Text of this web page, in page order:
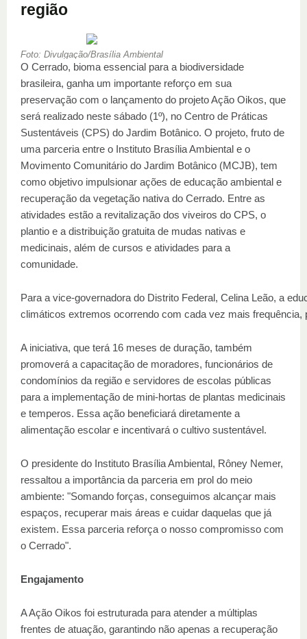
região
Foto: Divulgação/Brasília Ambiental
O Cerrado, bioma essencial para a biodiversidade
brasileira, ganha um importante reforço em sua
preservação com o lançamento do projeto Ação Oikos, que
será realizado neste sábado (1º), no Centro de Práticas
Sustentáveis (CPS) do Jardim Botânico. O projeto, fruto de
uma parceria entre o Instituto Brasília Ambiental e o
Movimento Comunitário do Jardim Botânico (MCJB), tem
como objetivo impulsionar ações de educação ambiental e
recuperação da vegetação nativa do Cerrado. Entre as
atividades estão a revitalização dos viveiros do CPS, o
plantio e a distribuição gratuita de mudas nativas e
medicinais, além de cursos e atividades para a
comunidade.
Para a vice-governadora do Distrito Federal, Celina Leão, a
climáticos extremos ocorrendo com cada vez mais
A iniciativa, que terá 16 meses de duração, também
promoverá a capacitação de moradores, funcionários de
condomínios da região e servidores de escolas públicas
para a implementação de mini-hortas de plantas medicinais
e temperos. Essa ação beneficiará diretamente a
alimentação escolar e incentivará o cultivo sustentável.
O presidente do Instituto Brasília Ambiental, Rôney Nemer,
ressaltou a importância da parceria em prol do meio
ambiente: "Somando forças, conseguimos alcançar mais
espaços, recuperar mais áreas e cuidar daquelas que já
existem. Essa parceria reforça o nosso compromisso com
o Cerrado".
Engajamento
A Ação Oikos foi estruturada para atender a múltiplas
frentes de atuação, garantindo não apenas a recuperação